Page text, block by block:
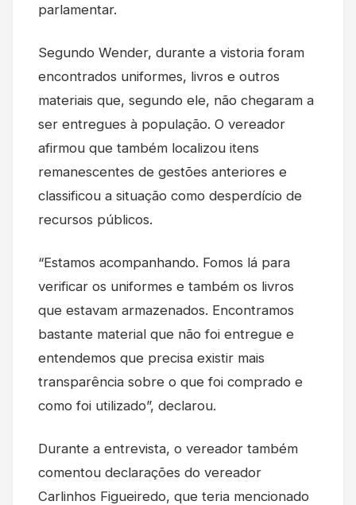
parlamentar.
Segundo Wender, durante a vistoria foram
encontrados uniformes, livros e outros
materiais que, segundo ele, não chegaram a
ser entregues à população. O vereador
afirmou que também localizou itens
remanescentes de gestões anteriores e
classificou a situação como desperdício de
recursos públicos.
“Estamos acompanhando. Fomos lá para
verificar os uniformes e também os livros
que estavam armazenados. Encontramos
bastante material que não foi entregue e
entendemos que precisa existir mais
transparência sobre o que foi comprado e
como foi utilizado”, declarou.
Durante a entrevista, o vereador também
comentou declarações do vereador
Carlinhos Figueiredo, que teria mencionado